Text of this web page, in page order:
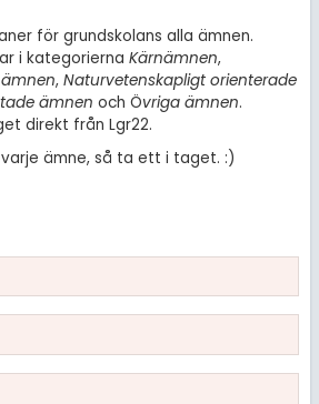
för grundskolans alla ämnen.
i kategorierna Kärnämnen,
, Naturvetenskapligt orienterade
ämnen och Övriga ämnen.
direkt från Lgr22.
ämne, så ta ett i taget. :)